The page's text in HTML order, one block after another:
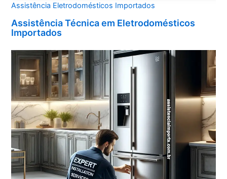
Assistência Eletrodomésticos Importados
Assistência Técnica em Eletrodomésticos
Importados